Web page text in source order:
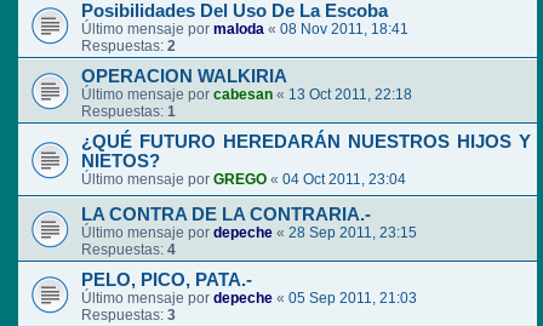
Posibilidades Del Uso De La Escoba
Último mensaje por maloda « 08 Nov 2011, 18:41
Respuestas: 2
OPERACION WALKIRIA
Último mensaje por cabesan « 13 Oct 2011, 22:18
Respuestas: 1
¿QUÉ FUTURO HEREDARÁN NUESTROS HIJOS Y
NIETOS?
Último mensaje por GREGO « 04 Oct 2011, 23:04
LA CONTRA DE LA CONTRARIA.-
Último mensaje por depeche « 28 Sep 2011, 23:15
Respuestas: 4
PELO, PICO, PATA.-
Último mensaje por depeche « 05 Sep 2011, 21:03
Respuestas: 3